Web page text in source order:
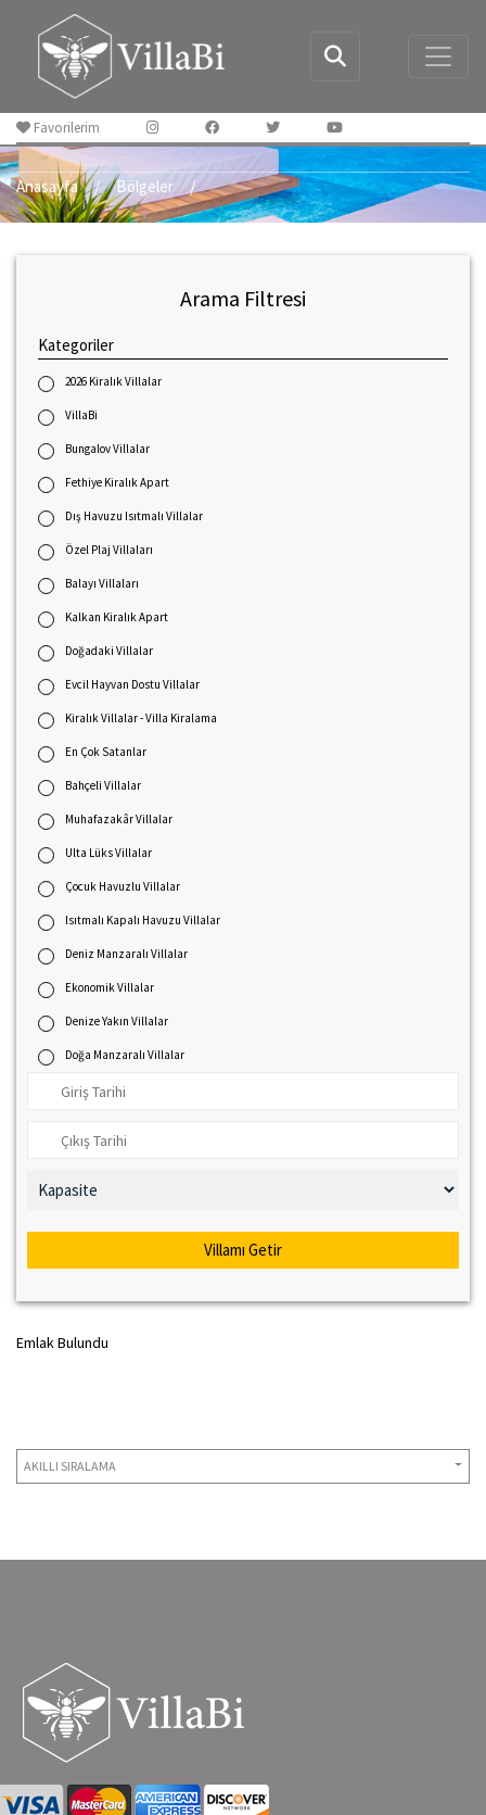
Favorilerim
Anasayfa Bölgeler
Arama Filtresi
Kategoriler
2026 Kiralık Villalar
VillaBi
Bungalov Villalar
Fethiye Kiralık Apart
Dış Havuzu Isıtmalı Villalar
Özel Plaj Villaları
Balayı Villaları
Kalkan Kiralık Apart
Doğadaki Villalar
Evcil Hayvan Dostu Villalar
Kiralık Villalar - Villa Kiralama
En Çok Satanlar
Bahçeli Villalar
Muhafazakâr Villalar
Ulta Lüks Villalar
Çocuk Havuzlu Villalar
Isıtmalı Kapalı Havuzu Villalar
Deniz Manzaralı Villalar
Ekonomik Villalar
Denize Yakın Villalar
Doğa Manzaralı Villalar
Villamı Getir
Emlak Bulundu
AKILLI SIRALAMA